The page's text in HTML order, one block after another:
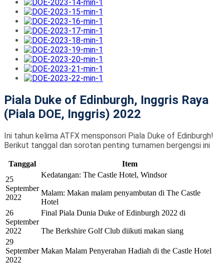
Piala Duke of Edinburgh, Inggris Raya
(Piala DOE, Inggris) 2022
Ini tahun kelima ATFX mensponsori Piala Duke of Edinburgh!
Berikut tanggal dan sorotan penting turnamen bergengsi ini
Tanggal
Item
25
September
2022
Kedatangan: The Castle Hotel, Windsor
Malam: Makan malam penyambutan di The Castle
Hotel
26
September
2022
Final Piala Dunia Duke of Edinburgh 2022 di
The Berkshire Golf Club diikuti makan siang
29
September
2022
Makan Malam Penyerahan Hadiah di the Castle Hotel